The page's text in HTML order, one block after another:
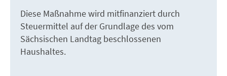
Diese Maßnahme wird mitfinanziert durch
Steuermittel auf der Grundlage des vom
Sächsischen Landtag beschlossenen
Haushaltes.